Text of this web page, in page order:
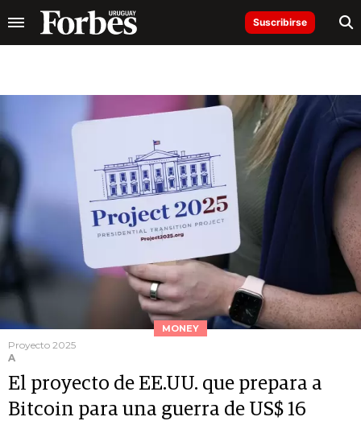
Suscribirse
MONEY
Proyecto 2025
A
El proyecto de EE.UU. que prepara a
Bitcoin para una guerra de US$ 16